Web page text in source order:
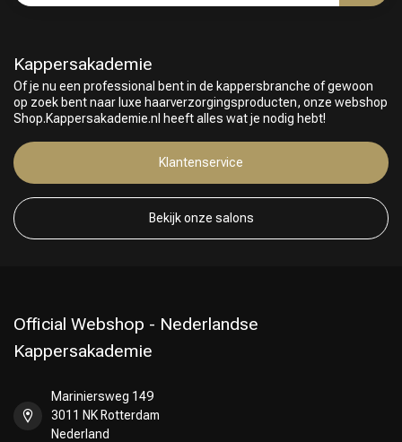
Keuze van onze Kappers
Kappersakademie
Of je nu een professional bent in de kappersbranche of gewoon
op zoek bent naar luxe haarverzorgingsproducten, onze webshop
Shop.Kappersakademie.nl heeft alles wat je nodig hebt!
Klantenservice
Bekijk onze salons
Official Webshop - Nederlandse
Kappersakademie
Mariniersweg 149
3011 NK Rotterdam
Nederland